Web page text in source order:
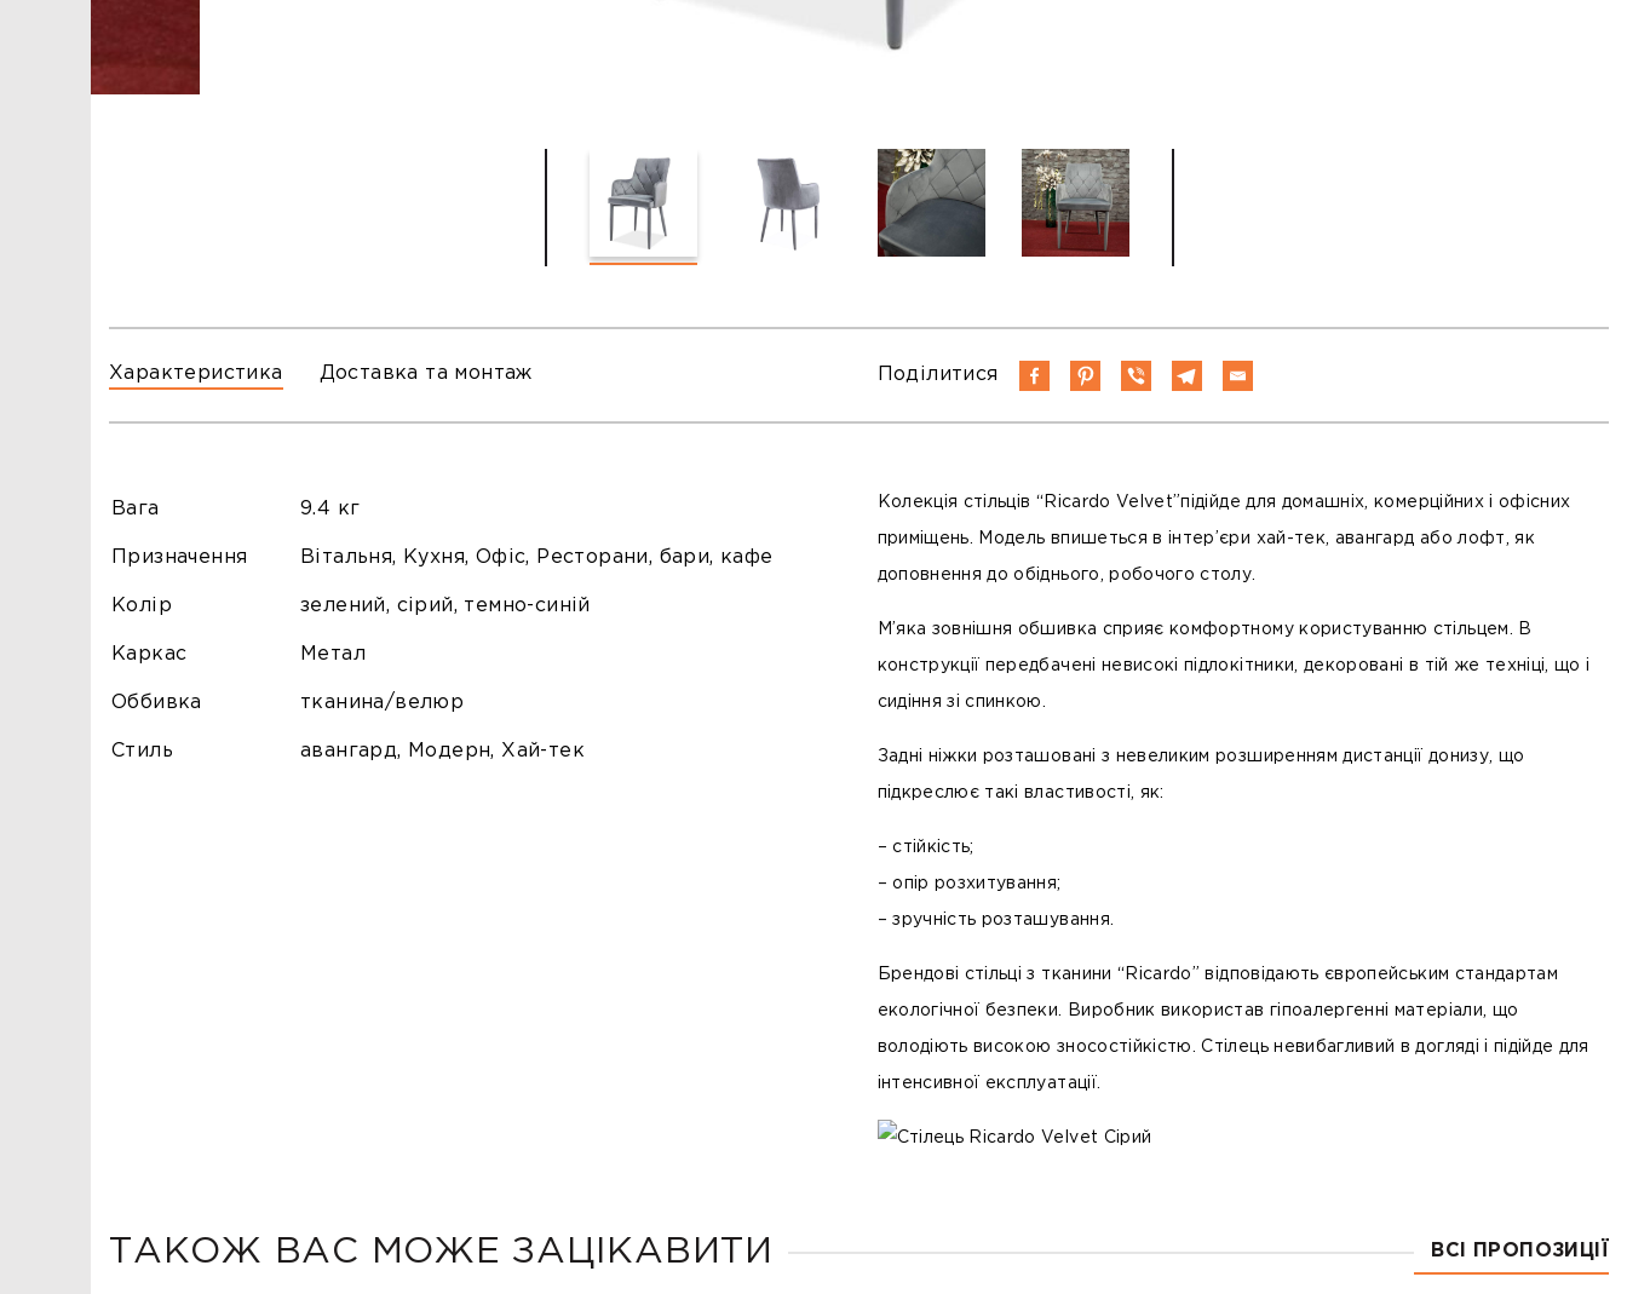
тел.096-140-20-45
Характеристика Доставка та монтаж Поділитися
Вага 9.4 кг
Призначення Вітальня, Кухня, Офіс, Ресторани, бари, кафе
Колір зелений, сірий, темно-синій
Каркас Метал
Оббивка тканина/велюр
Стиль авангард, Модерн, Хай-тек
Колекція стільців “Ricardo Velvet”підійде для домашніх, комерційних і офісних
приміщень. Модель впишеться в інтер’єри хай-тек, авангард або лофт, як
доповнення до обіднього, робочого столу.
М’яка зовнішня обшивка сприяє комфортному користуванню стільцем. В
конструкції передбачені невисокі підлокітники, декоровані в тій же техніці, що і
сидіння зі спинкою.
Задні ніжки розташовані з невеликим розширенням дистанції донизу, що
підкреслює такі властивості, як:
– стійкість;
– опір розхитування;
– зручність розташування.
Брендові стільці з тканини “Ricardo” відповідають європейським стандартам
екологічної безпеки. Виробник використав гіпоалергенні матеріали, що
володіють високою зносостійкістю. Стілець невибагливий в догляді і підійде для
інтенсивної експлуатації.
ТАКОЖ ВАС МОЖЕ ЗАЦІКАВИТИ ВСІ ПРОПОЗИЦІЇ